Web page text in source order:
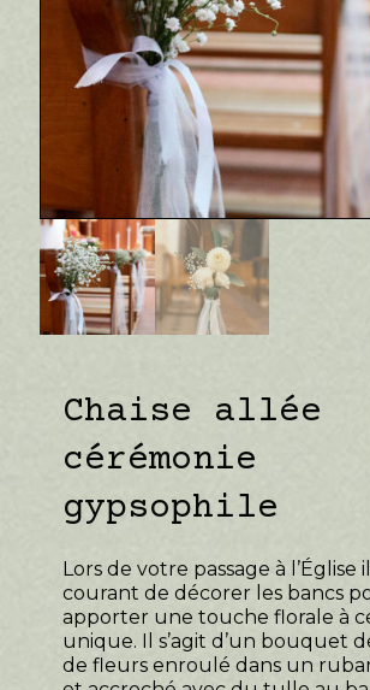
Chaise allée
cérémonie
gypsophile
Lors de votre passage à l’Église
courant de décorer les bancs
apporter une touche florale à
unique. Il s’agit d’un bouquet
de fleurs enroulé dans un